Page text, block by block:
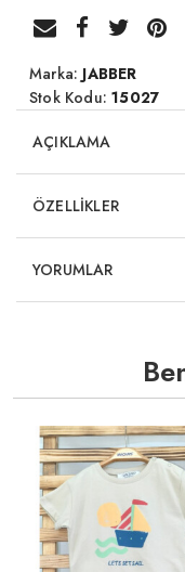
Marka:JABBER
Stok Kodu:15027
AÇIKLAMA
ÖZELLİKLER
YORUMLAR